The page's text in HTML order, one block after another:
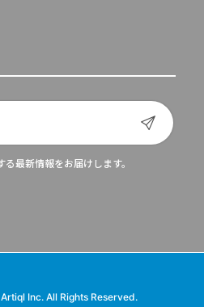
最新情報をお届けします。
Inc. All Rights Reserved.